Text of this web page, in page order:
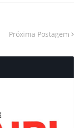
Próxima Postagem